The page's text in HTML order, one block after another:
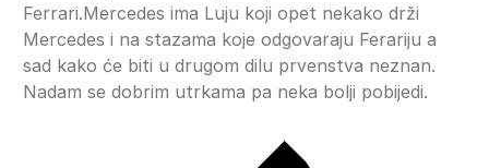
Ferrari.Mercedes ima Luju koji opet nekako drži
Mercedes i na stazama koje odgovaraju Ferariju a
sad kako će biti u drugom dilu prvenstva neznan.
Nadam se dobrim utrkama pa neka bolji pobijedi.